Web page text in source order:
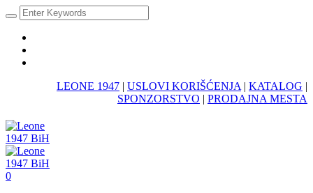
LEONE 1947 | USLOVI KORIŠĆENJA | KATALOG |
SPONZORSTVO | PRODAJNA MESTA
0